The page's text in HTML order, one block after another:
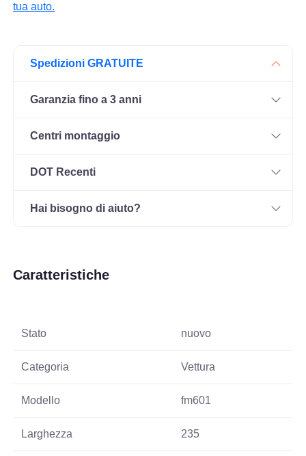
tua auto.
Spedizioni GRATUITE
Garanzia fino a 3 anni
Centri montaggio
DOT Recenti
Hai bisogno di aiuto?
Caratteristiche
Stato nuovo
Categoria Vettura
Modello fm601
Larghezza 235